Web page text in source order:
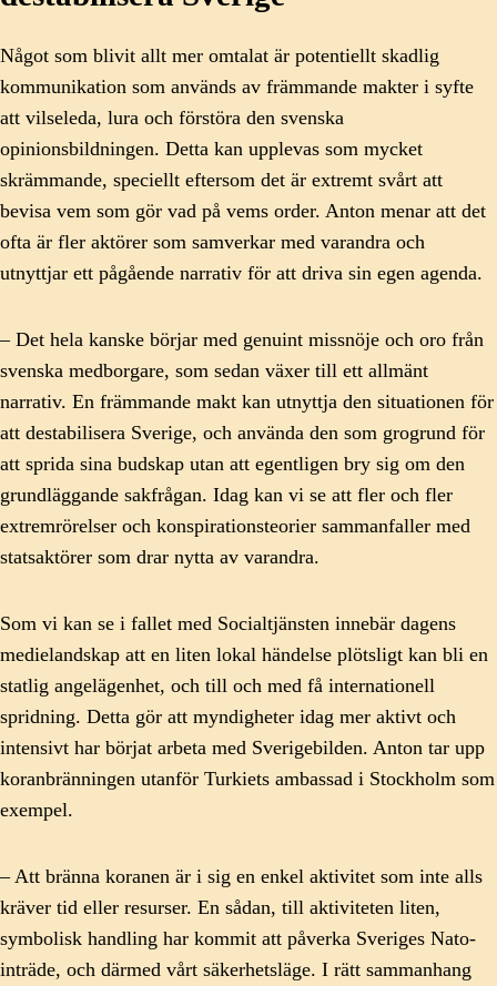
Något som blivit allt mer omtalat är potentiellt skadlig
kommunikation som används av främmande makter i syfte
att vilseleda, lura och förstöra den svenska
opinionsbildningen. Detta kan upplevas som mycket
skrämmande, speciellt eftersom det är extremt svårt att
bevisa vem som gör vad på vems order. Anton menar att det
ofta är fler aktörer som samverkar med varandra och
utnyttjar ett pågående narrativ för att driva sin egen agenda.
– Det hela kanske börjar med genuint missnöje och oro från
svenska medborgare, som sedan växer till ett allmänt
narrativ. En främmande makt kan utnyttja den situationen för
att destabilisera Sverige, och använda den som grogrund för
att sprida sina budskap utan att egentligen bry sig om den
grundläggande sakfrågan. Idag kan vi se att fler och fler
extremrörelser och konspirationsteorier sammanfaller med
statsaktörer som drar nytta av varandra.
Som vi kan se i fallet med Socialtjänsten innebär dagens
medielandskap att en liten lokal händelse plötsligt kan bli en
statlig angelägenhet, och till och med få internationell
spridning. Detta gör att myndigheter idag mer aktivt och
intensivt har börjat arbeta med Sverigebilden. Anton tar upp
koranbränningen utanför Turkiets ambassad i Stockholm som
exempel.
– Att bränna koranen är i sig en enkel aktivitet som inte alls
kräver tid eller resurser. En sådan, till aktiviteten liten,
symbolisk handling har kommit att påverka Sveriges Nato-
inträde, och därmed vårt säkerhetsläge. I rätt sammanhang